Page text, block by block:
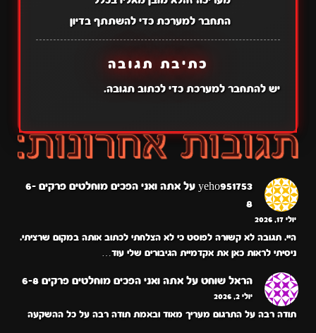
התחבר למערכת כדי להשתתף בדיון
כתיבת תגובה
יש להתחבר למערכתכדי לכתוב תגובה.
yeho951753 על
אתה ואני הפכים מוחלטים פרקים 6-
8
יולי 17, 2026
היי. תגובה לא קשורה לפוסט כי לא הצלחתי לכתוב אותה במקום שרציתי.
ניסיתי לראות כאן את אקדמיית הגיבורים שלי עוד…
הראל שוחט על אתה ואני הפכים מוחלטים פרקים 6-8
יולי 2, 2026
תודה רבה על התרגום מעריך מאוד ובאמת תודה רבה על כל ההשקעה